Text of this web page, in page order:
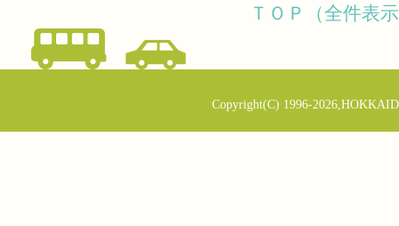
ＴＯＰ（全件表
Copyright(C) 1996-